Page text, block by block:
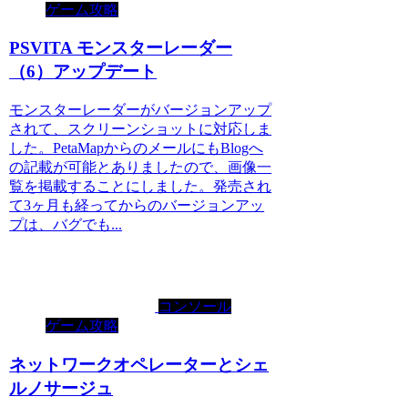
ゲーム攻略
PSVITA モンスターレーダー
（6）アップデート
モンスターレーダーがバージョンアップ
されて、スクリーンショットに対応しま
した。PetaMapからのメールにもBlogへ
の記載が可能とありましたので、画像一
覧を掲載することにしました。発売され
て3ヶ月も経ってからのバージョンアッ
プは、バグでも...
コンソール
ゲーム攻略
ネットワークオペレーターとシェ
ルノサージュ